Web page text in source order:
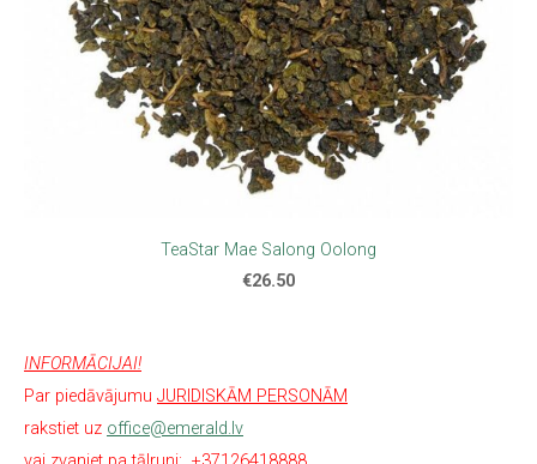
INFORMĀCIJAI!
Par piedāvājumu JURIDISKĀM PERSONĀM
rakstiet uz office@emerald.lv
TeaStar Mae Salong Oolong
€26.50